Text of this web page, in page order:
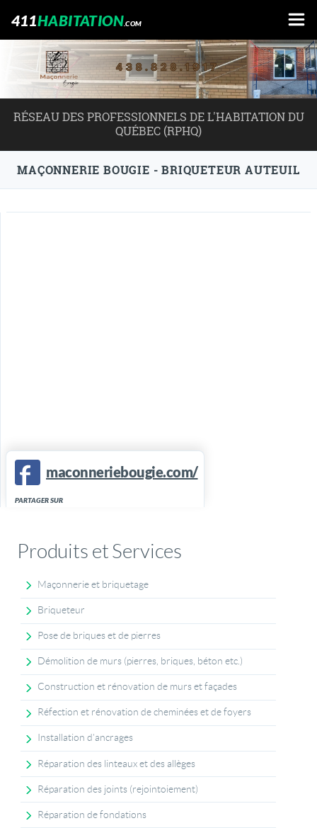
411HABITATION.COM
RÉSEAU DES PROFESSIONNELS DE L'HABITATION DU
QUÉBEC (RPHQ)
MAÇONNERIE BOUGIE - BRIQUETEUR AUTEUIL
maconneriebougie.com/
PARTAGER SUR
Produits et Services
Maçonnerie et briquetage
Briqueteur
Pose de briques et de pierres
Démolition de murs (pierres, briques, béton etc.)
Construction et rénovation de murs et façades
Réfection et rénovation de cheminées et de foyers
Installation d'ancrages
Réparation des linteaux et des allèges
Réparation des joints (rejointoiement)
Réparation de fondations